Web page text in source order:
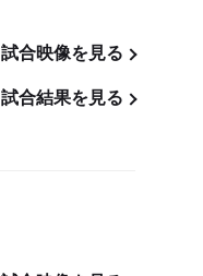
試合映像を見る
試合結果を見る